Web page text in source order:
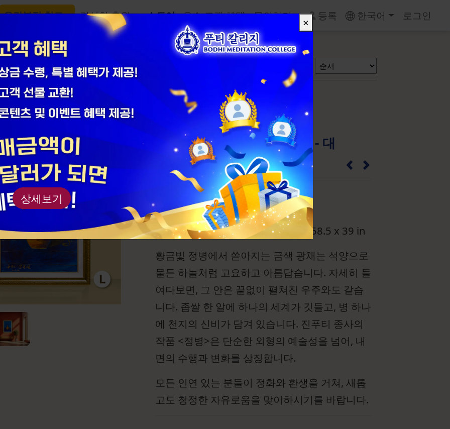
우란분절 천도 길상첨 축원 스토어 우수 고객 혜택 문의하기 등록 한국어 로그인
검색
진푸티 종사 선아트 <정병> - 대
제품 번호： AM2505JPL
재질: 캔버스 / 액자 없음
규격(높이x너비): 148.6 x 99.1 cm/58.5 x 39 in
황금빛 정병에서 쏟아지는 금색 광채는 석양으로
물든 하늘처럼 고요하고 아름답습니다. 자세히 들
여다보면, 그 안은 끝없이 펼쳐진 우주와도 같습
니다. 좁쌀 한 알에 하나의 세계가 깃들고, 병 하나
에 천지의 신비가 담겨 있습니다. 진푸티 종사의
작품 <정병>은 단순한 외형의 예술성을 넘어, 내
면의 수행과 변화를 상징합니다.
모든 인연 있는 분들이 정화와 환생을 거쳐, 새롭
고도 청정한 자유로움을 맞이하시기를 바랍니다.
×
상세보기